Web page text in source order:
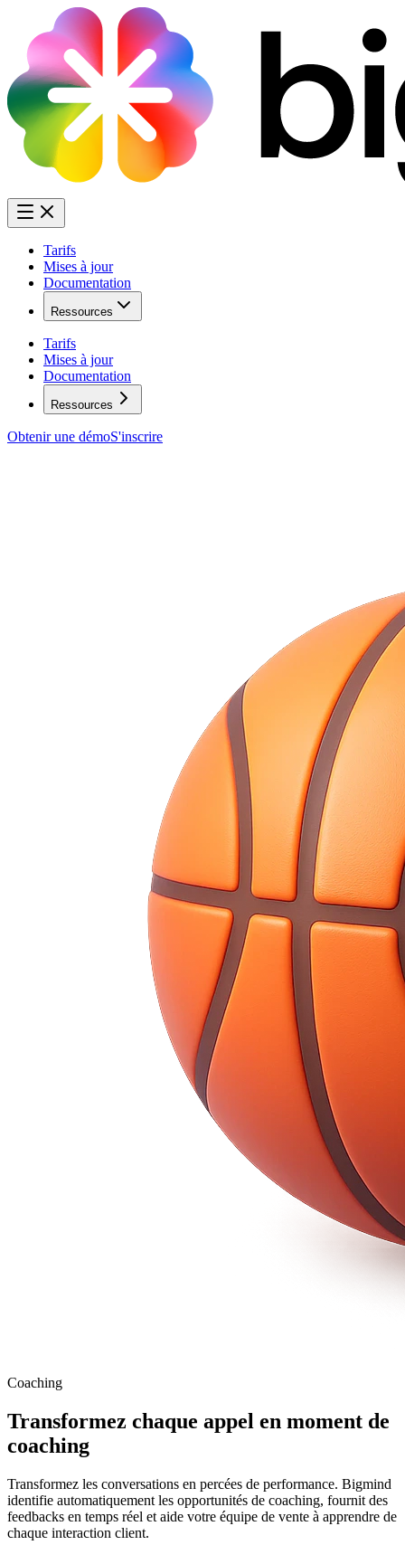
Tarifs
Mises à jour
Documentation
Ressources
Tarifs
Mises à jour
Documentation
Ressources
Obtenir une démoS'inscrire
Coaching
Transformez chaque appel en moment de
coaching
Transformez les conversations en percées de performance. Bigmind
identifie automatiquement les opportunités de coaching, fournit des
feedbacks en temps réel et aide votre équipe de vente à apprendre de
chaque interaction client.